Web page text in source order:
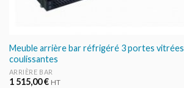
Meuble arrière bar réfrigéré 3 portes vitrées
coulissantes
ARRIÈRE BAR
1 515,00€ HT